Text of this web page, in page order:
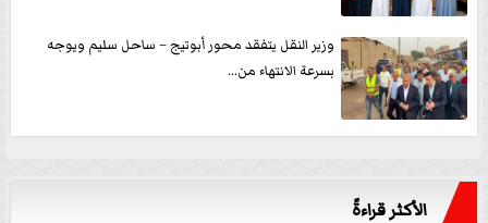
وزير النقل يتفقد محور أبوتيج – ساحل سليم ويوجه
بسرعة الانتهاء من...
الأكثر قراءةً